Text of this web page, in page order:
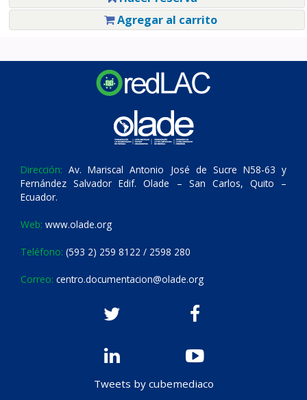
Agregar al carrito
Dirección: Av. Mariscal Antonio José de Sucre N58-63 y
Fernández Salvador Edif. Olade – San Carlos, Quito –
Ecuador.
Web: www.olade.org
Teléfono: (593 2) 259 8122 / 2598 280
Correo: centro.documentacion@olade.org
Tweets by cubemediaco